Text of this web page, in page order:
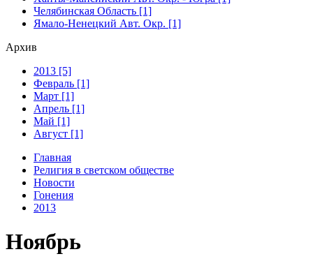
Челябинская Область [1]
Ямало-Ненецкий Авт. Окр. [1]
Архив
2013 [5]
Февраль [1]
Март [1]
Апрель [1]
Май [1]
Август [1]
Главная
Религия в светском обществе
Новости
Гонения
2013
Ноябрь